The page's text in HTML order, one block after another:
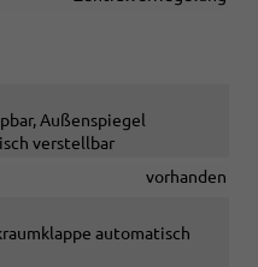
Außenspiegel
verstellbar
vorhanden
automatisch